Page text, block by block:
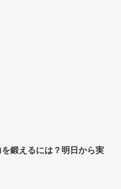
を鍛えるには？明日から実